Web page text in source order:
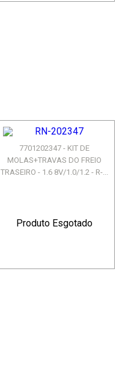
7701202347 - KIT DE
MOLAS+TRAVAS DO FREIO
TRASEIRO - 1.6 8V/1.0/1.2 - R-...
Produto Esgotado